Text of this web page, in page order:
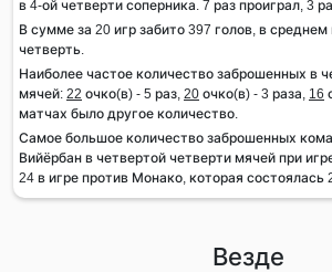
в 4-ой четверти соперника. 7 раз проиграл, 3
В сумме за 20 игр забито 397 голов, в
четверть.
Наиболее частое количество заброшенных в
мячей: 22 очко(в) - 5 раз, 20 очко(в) - 3 раза, 16
матчах было другое количество.
Самое большое количество заброшенных
Вийёрбан в четвертой четверти мячей при
24 в игре против Монако, которая состоялась
Везде